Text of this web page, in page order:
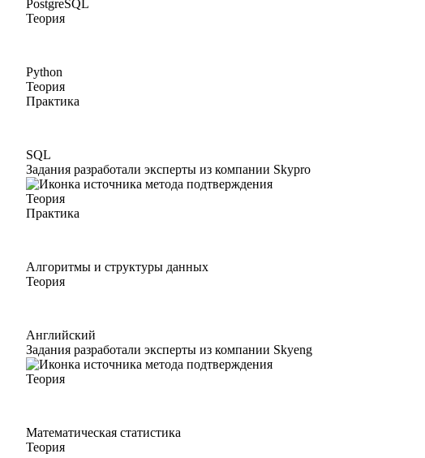
PostgreSQL
Теория
Python
Теория
Практика
SQL
Задания разработали эксперты из компании Skypro
Теория
Практика
Алгоритмы и структуры данных
Теория
Английский
Задания разработали эксперты из компании Skyeng
Теория
Математическая статистика
Теория